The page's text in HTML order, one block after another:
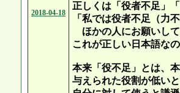
2018-04-18
正しくは「役者不足」
「私では役者不足（力
ほかの人にお願いし
これが正しい日本語な
本来「役不足」とは、
与えられた役割が低い